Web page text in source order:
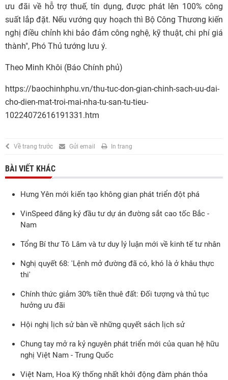
ưu đãi về hỗ trợ thuế, tín dụng, được phát lên 100% công
suất lắp đặt. Nếu vướng quy hoạch thì Bộ Công Thương kiến
nghị điều chỉnh khi bảo đảm công nghệ, kỹ thuật, chi phí giá
thành", Phó Thủ tướng lưu ý.
Theo Minh Khôi (Báo Chính phủ)
https://baochinhphu.vn/thu-tuc-don-gian-chinh-sach-uu-dai-
cho-dien-mat-troi-mai-nha-tu-san-tu-tieu-
10224072616191331.htm
Về trang trước Gửi email In trang
BÀI VIẾT KHÁC
Hưng Yên mới kiến tạo không gian phát triển đột phá
VinSpeed đăng ký đầu tư dự án đường sắt cao tốc Bắc -
Nam
Tổng Bí thư Tô Lâm và tư duy lý luận mới về kinh tế tư nhân
Nghị quyết 68: 'Lệnh mở đường đã có, khó là ở khâu thực
thi'
Chính thức giảm 30% tiền thuê đất: Đối tượng và thủ tục
hưởng ưu đãi
Hội nghị lịch sử bàn về những quyết sách lịch sử
Chung tay mở ra kỷ nguyên phát triển mới của quan hệ hữu
nghị Việt Nam - Trung Quốc
Việt Nam, Hoa Kỳ thống nhất khởi động đàm phán thỏa